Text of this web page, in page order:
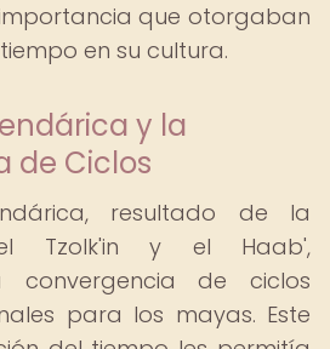
que otorgaban
en su cultura.
y la
de Ciclos
resultado de la
Tzolk'in y el Haab',
convergencia de ciclos
para los mayas. Este